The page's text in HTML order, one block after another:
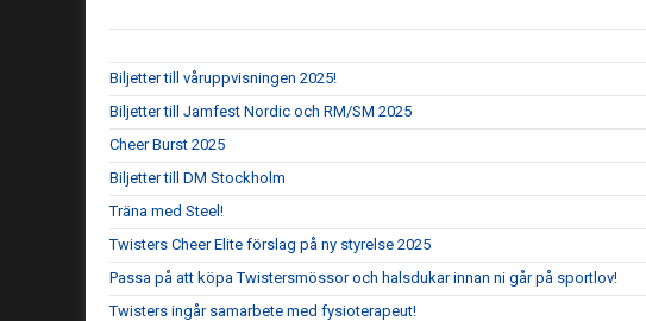
Biljetter till våruppvisningen 2025!
Biljetter till Jamfest Nordic och RM/SM 2025
Cheer Burst 2025
Biljetter till DM Stockholm
Träna med Steel!
Twisters Cheer Elite förslag på ny styrelse 2025
Passa på att köpa Twistersmössor och halsdukar innan ni går på sportlov!
Twisters ingår samarbete med fysioterapeut!